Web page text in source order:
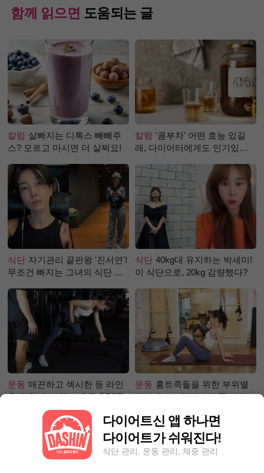
함께 읽으면 도움되는 글
칼럼 살빠지는 디톡스 빼빼주
스? 모르고 마시면 더 살쩌요!
칼럼 '콤부차' 어떤 효능 있길
래, 다이어터에게도 인기있는
식단 자기관리 끝판왕 '진서연'!
무조건 빠지는 그녀의 식단 정
식단 40kg대 유지하는 박세미!
이 식단으로, 20kg 감량했다?
운동 매끈하고 섹시한 등 라인
을 위한 초보 헬스 운동 BEST!
운동 홈트족들을 위한 부위별
필라테스 – 허벅지 안쪽 라인
다이어트신 앱 하나면
다이어트가 쉬워진다!
식단 관리, 운동 관리, 체중 관리